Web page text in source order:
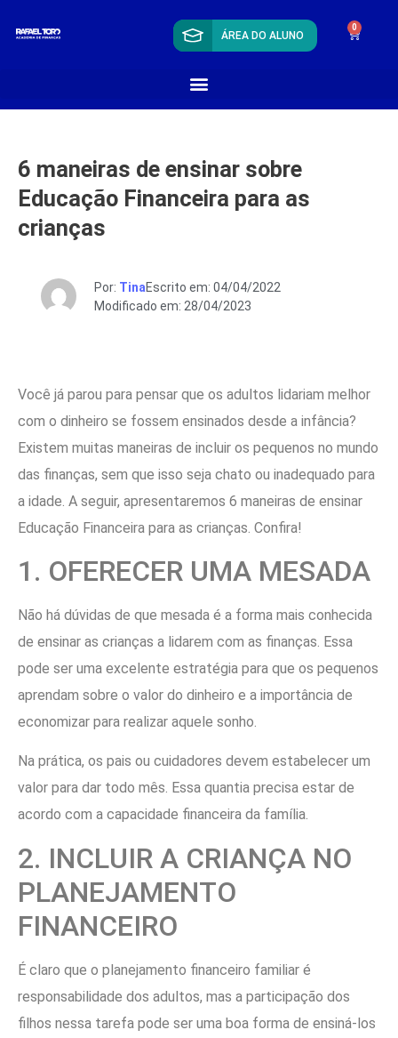
ÁREA DO ALUNO
0
6 maneiras de ensinar sobre
Educação Financeira para as
crianças
Por: TinaEscrito em: 04/04/2022
Modificado em: 28/04/2023
Você já parou para pensar que os adultos lidariam melhor
com o dinheiro se fossem ensinados desde a infância?
Existem muitas maneiras de incluir os pequenos no mundo
das finanças, sem que isso seja chato ou inadequado para
a idade. A seguir, apresentaremos 6 maneiras de ensinar
Educação Financeira para as crianças. Confira!
1. OFERECER UMA MESADA
Não há dúvidas de que mesada é a forma mais conhecida
de ensinar as crianças a lidarem com as finanças. Essa
pode ser uma excelente estratégia para que os pequenos
aprendam sobre o valor do dinheiro e a importância de
economizar para realizar aquele sonho.
Na prática, os pais ou cuidadores devem estabelecer um
valor para dar todo mês. Essa quantia precisa estar de
acordo com a capacidade financeira da família.
2. INCLUIR A CRIANÇA NO
PLANEJAMENTO
FINANCEIRO
É claro que o planejamento financeiro familiar é
responsabilidade dos adultos, mas a participação dos
filhos nessa tarefa pode ser uma boa forma de ensiná-los